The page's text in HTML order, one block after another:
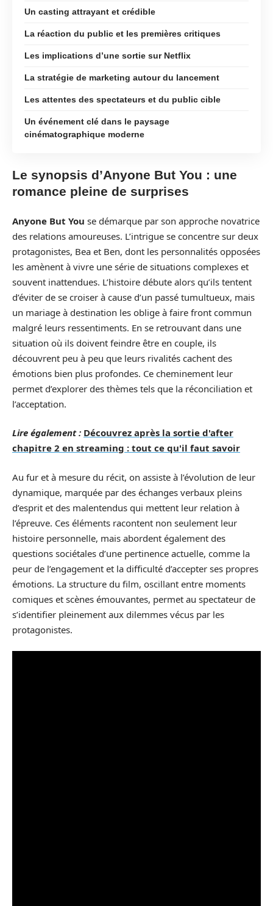
Un casting attrayant et crédible
La réaction du public et les premières critiques
Les implications d’une sortie sur Netflix
La stratégie de marketing autour du lancement
Les attentes des spectateurs et du public cible
Un événement clé dans le paysage
cinématographique moderne
Le synopsis d’Anyone But You : une
romance pleine de surprises
Anyone But You se démarque par son approche novatrice
des relations amoureuses. L’intrigue se concentre sur deux
protagonistes, Bea et Ben, dont les personnalités opposées
les amènent à vivre une série de situations complexes et
souvent inattendues. L’histoire débute alors qu’ils tentent
d’éviter de se croiser à cause d’un passé tumultueux, mais
un mariage à destination les oblige à faire front commun
malgré leurs ressentiments. En se retrouvant dans une
situation où ils doivent feindre être en couple, ils
découvrent peu à peu que leurs rivalités cachent des
émotions bien plus profondes. Ce cheminement leur
permet d’explorer des thèmes tels que la réconciliation et
l’acceptation.
Lire également : Découvrez après la sortie d'after
chapitre 2 en streaming : tout ce qu'il faut savoir
Au fur et à mesure du récit, on assiste à l’évolution de leur
dynamique, marquée par des échanges verbaux pleins
d’esprit et des malentendus qui mettent leur relation à
l’épreuve. Ces éléments racontent non seulement leur
histoire personnelle, mais abordent également des
questions sociétales d’une pertinence actuelle, comme la
peur de l’engagement et la difficulté d’accepter ses propres
émotions. La structure du film, oscillant entre moments
comiques et scènes émouvantes, permet au spectateur de
s’identifier pleinement aux dilemmes vécus par les
protagonistes.